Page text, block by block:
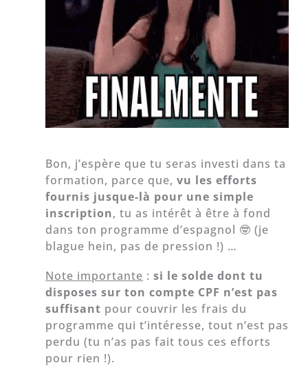
Bon, j’espère que tu seras investi dans ta
formation, parce que,vu les efforts
fournis jusque-là pour une simple
inscription, tu as intérêt à être à fond
dans ton programme d’espagnol 🤓 (je
blague hein, pas de pression !) …
Note importante :si le solde dont tu
disposes sur ton compte CPF n’est pas
suffisant pour couvrir les frais du
programme qui t’intéresse, tout n’est pas
perdu (tu n’as pas fait tous ces efforts
pour rien !).